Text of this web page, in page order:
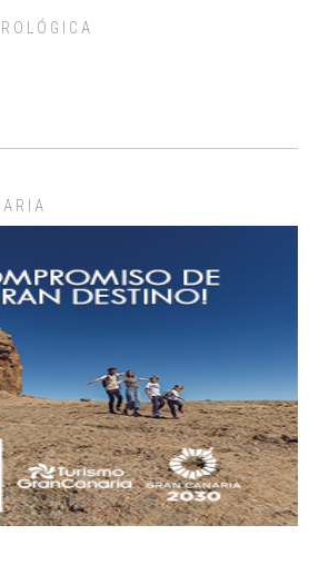
en la calle hace menos de un mes, es muy